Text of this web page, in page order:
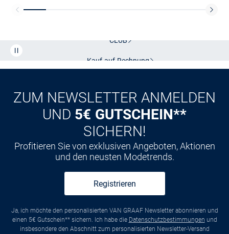
CLUB
Kauf auf Rechnung
ZUM NEWSLETTER ANMELDEN
UND 5€ GUTSCHEIN**
SICHERN!
Profitieren Sie von exklusiven Angeboten, Aktionen
und den neusten Modetrends.
Registrieren
Ja, ich möchte den personalisierten VAN GRAAF Newsletter abonnieren und
einen 5€ Gutschein** sichern. Ich habe die Datenschutzbestimmungen und
insbesondere den Abschnitt zum personalisierten Newsletter-Versand